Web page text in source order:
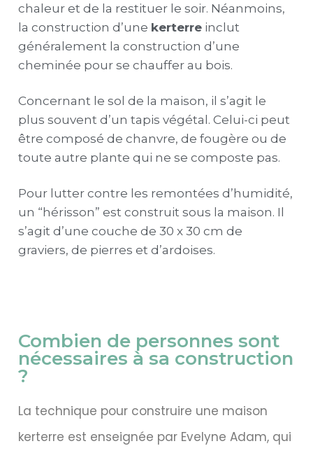
chaleur et de la restituer le soir. Néanmoins,
la construction d’une kerterre inclut
généralement la construction d’une
cheminée pour se chauffer au bois.
Concernant le sol de la maison, il s’agit le
plus souvent d’un tapis végétal. Celui-ci peut
être composé de chanvre, de fougère ou de
toute autre plante qui ne se composte pas.
Pour lutter contre les remontées d’humidité,
un “hérisson” est construit sous la maison. Il
s’agit d’une couche de 30 x 30 cm de
graviers, de pierres et d’ardoises.
Combien de personnes sont
nécessaires à sa construction
?
La technique pour construire une maison
kerterre est enseignée par Evelyne Adam, qui